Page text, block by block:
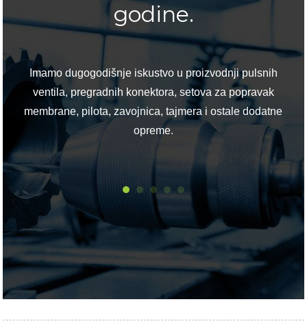
godine.
i
Imamo dugogodišnje iskustvo u proizvodnji pulsnih
ventila, pregradnih konektora, setova za popravak
membrane, pilota, zavojnica, tajmera i ostale dodatne
opreme.